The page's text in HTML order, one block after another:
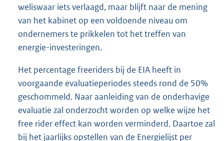
weliswaar iets verlaagd, maar blijft naar de mening
van het kabinet op een voldoende niveau om
ondernemers te prikkelen tot het treffen van
energie-investeringen.
Het percentage freeriders bij de EIA heeft in
voorgaande evaluatieperiodes steeds rond de 50%
geschommeld. Naar aanleiding van de onderhavige
evaluatie zal onderzocht worden op welke wijze het
free rider effect kan worden verminderd. Daartoe zal
bij het jaarlijks opstellen van de Energielijst per